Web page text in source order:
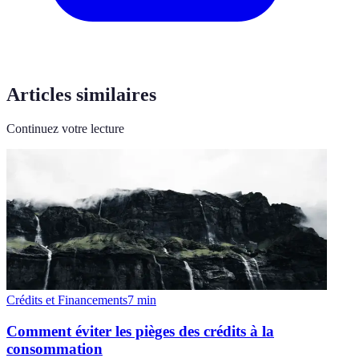
Articles similaires
Continuez votre lecture
Crédits et Financements7 min
Comment éviter les pièges des crédits à la
consommation